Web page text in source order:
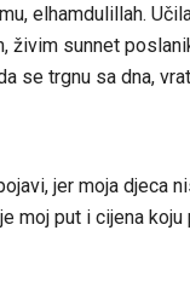
elhamdulillah.
živim sunnet
se trgnu sa dna,
jer moja djeca
put i cijena koju